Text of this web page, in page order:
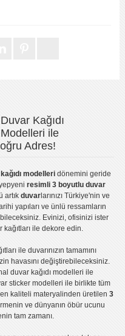
Kağıdı
ile
Adres!
modelleridönemini geride
resimli 3 boyutlu duvar
artık duvarlarınızı Türkiye'nin ve
yapıları ve ünlü ressamların
Evinizi, ofisinizi ister
ile dekore edin.
ile duvarınızın tamamını
havasını değiştirebileceksiniz.
duvar kağıdı modelleri ile
sticker modelleri ile birlikte tüm
kaliteli materyalinden üretilen 3
ve dünyanın öbür ucunu
tam zamanı.